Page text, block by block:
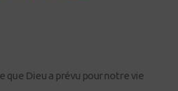
que Dieu a prévu pour notre vie